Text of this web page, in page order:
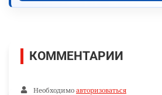
КОММЕНТАРИИ
Необходимо авторизоваться